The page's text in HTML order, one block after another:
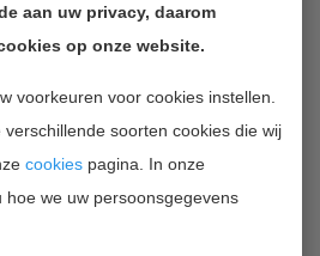
aan uw privacy, daarom
op onze website.
voorkeuren voor cookies instellen.
soorten cookies die wij
cookies pagina. In onze
hoe we uw persoonsgegevens
STARTERSCAFÉ